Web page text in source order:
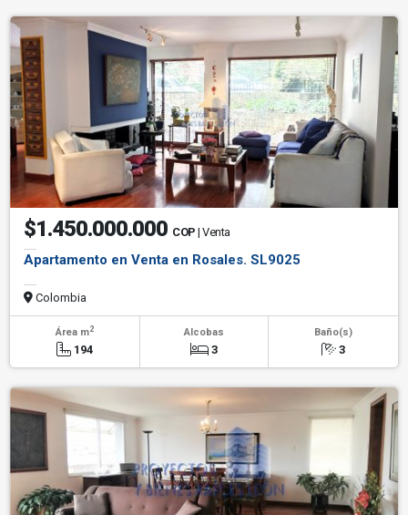
$1.450.000.000 COP | Venta
Apartamento en Venta en Rosales. SL9025
Colombia
Área m2
194
Alcobas
3
Baño(s)
3